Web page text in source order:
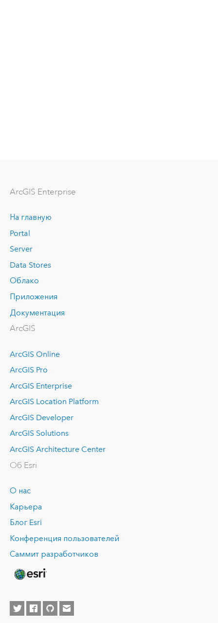
ArcGIS Enterprise
На главную
Portal
Server
Data Stores
Облако
Приложения
Документация
ArcGIS
ArcGIS Online
ArcGIS Pro
ArcGIS Enterprise
ArcGIS Location Platform
ArcGIS Developer
ArcGIS Solutions
ArcGIS Architecture Center
Об Esri
О нас
Карьера
Блог Esri
Конференция пользователей
Саммит разработчиков